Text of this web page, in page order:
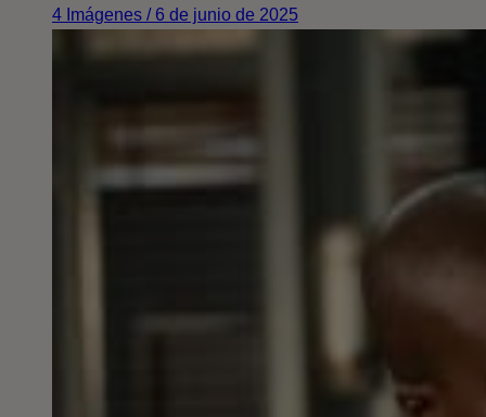
4 Imágenes / 6 de junio de 2025